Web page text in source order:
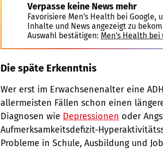
Verpasse keine News mehr
Favorisiere Men's Health bei Google,
Inhalte und News angezeigt zu
Auswahl bestätigen: Men's Health bei
Die späte Erkenntnis
Wer erst im Erwachsenenalter eine
allermeisten Fällen schon einen
Diagnosen wie Depressionen oder
Aufmerksamkeitsdefizit-
Probleme in Schule, Ausbildung und